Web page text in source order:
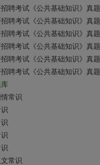
聘考试《公共基础知识》真
聘考试《公共基础知识》真
聘考试《公共基础知识》真
聘考试《公共基础知识》真
聘考试《公共基础知识》真
聘考试《公共基础知识》真
常识
常识